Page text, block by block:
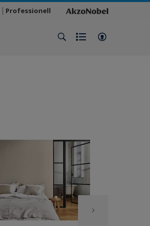
Professionell